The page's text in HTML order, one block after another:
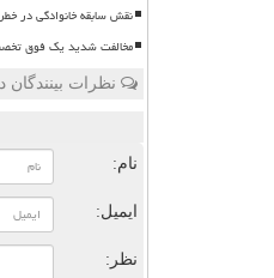
نقش سابقه خانوادگی در
مخالفت شدید یک فوق
نظرات
نام:
ایمیل:
نظر: